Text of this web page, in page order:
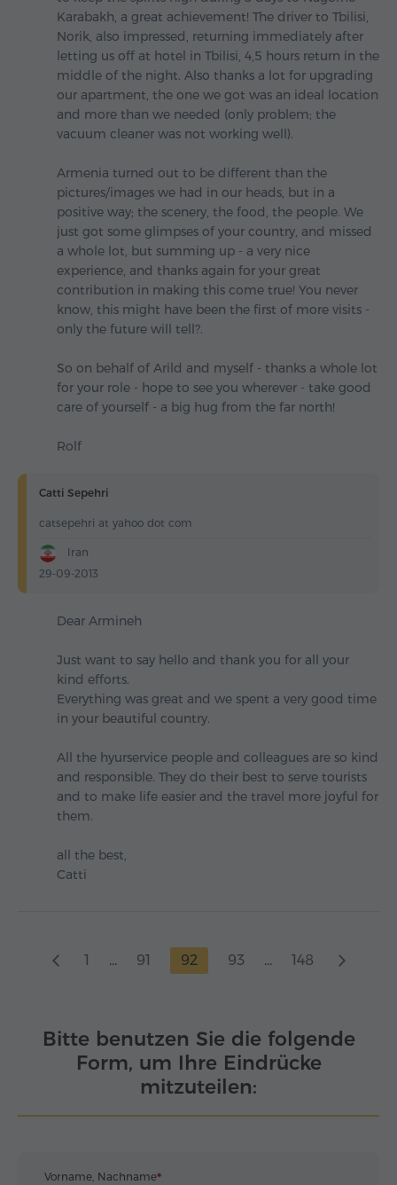
Karabakh, a great achievement! The driver to Tbilisi,
Norik, also impressed, returning immediately after
letting us off at hotel in Tbilisi, 4,5 hours return in the
middle of the night. Also thanks a lot for upgrading
our apartment, the one we got was an ideal location
and more than we needed (only problem; the
vacuum cleaner was not working well).
Armenia turned out to be different than the
pictures/images we had in our heads, but in a
positive way; the scenery, the food, the people. We
just got some glimpses of your country, and missed
a whole lot, but summing up - a very nice
experience, and thanks again for your great
contribution in making this come true! You never
know, this might have been the first of more visits -
only the future will tell?.
So on behalf of Arild and myself - thanks a whole lot
for your role - hope to see you wherever - take good
care of yourself - a big hug from the far north!
Rolf
Catti Sepehri
catsepehri at yahoo dot com
Iran
29-09-2013
Dear Armineh
Just want to say hello and thank you for all your
kind efforts.
Everything was great and we spent a very good time
in your beautiful country.
All the hyurservice people and colleagues are so kind
and responsible. They do their best to serve tourists
and to make life easier and the travel more joyful for
them.
all the best,
Catti
1 ... 91 92 93 ... 148
Bitte benutzen Sie die folgende
Form, um Ihre Eindrücke
mitzuteilen:
Vorname, Nachname